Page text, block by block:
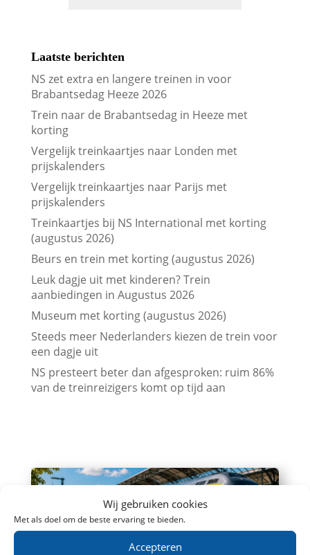
Wij gebruiken cookies
Met als doel om de beste ervaring te bieden.
Accepteren
Laatste berichten
NS zet extra en langere treinen in voor
Brabantsedag Heeze 2026
Trein naar de Brabantsedag in Heeze met
korting
Vergelijk treinkaartjes naar Londen met
prijskalenders
Vergelijk treinkaartjes naar Parijs met
prijskalenders
Treinkaartjes bij NS International met korting
(augustus 2026)
Beurs en trein met korting (augustus 2026)
Leuk dagje uit met kinderen? Trein
aanbiedingen in Augustus 2026
Museum met korting (augustus 2026)
Steeds meer Nederlanders kiezen de trein voor
een dagje uit
NS presteert beter dan afgesproken: ruim 86%
van de treinreizigers komt op tijd aan